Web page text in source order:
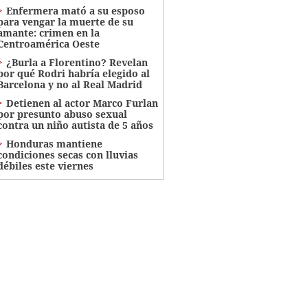
Enfermera mató a su esposo
vengar la muerte de su
crimen en la
Oeste
¿Burla a Florentino? Revelan
qué Rodri habría elegido al
y no al Real Madrid
Detienen al actor Marco Furlan
presunto abuso sexual
un niño autista de 5 años
Honduras mantiene
secas con lluvias
este viernes